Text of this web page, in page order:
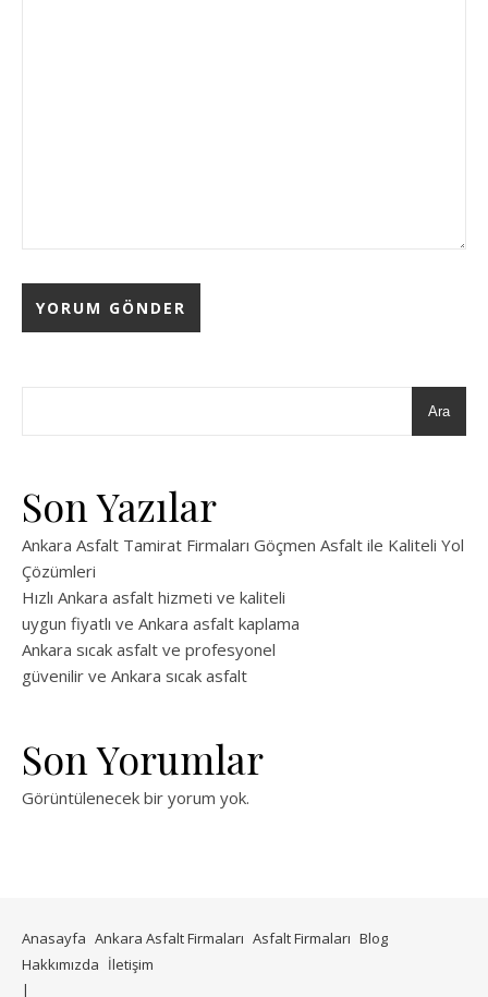
Ara
Son Yazılar
Ankara Asfalt Tamirat Firmaları Göçmen Asfalt ile Kaliteli Yol
Çözümleri
Hızlı Ankara asfalt hizmeti ve kaliteli
uygun fiyatlı ve Ankara asfalt kaplama
Ankara sıcak asfalt ve profesyonel
güvenilir ve Ankara sıcak asfalt
Son Yorumlar
Görüntülenecek bir yorum yok.
Anasayfa Ankara Asfalt Firmaları Asfalt Firmaları Blog
Hakkımızda İletişim